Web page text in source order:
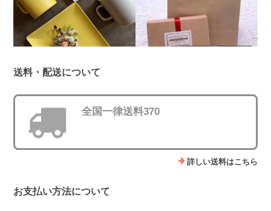
送料・配送について
全国一律送料370
詳しい送料はこちら
お支払い方法について